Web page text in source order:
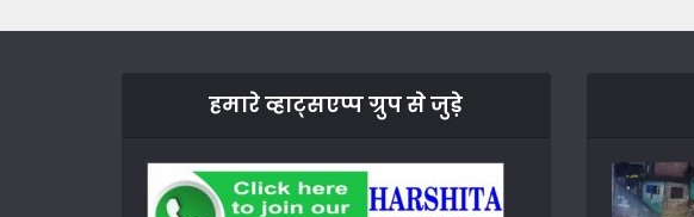
हमारे व्हाट्सएप्प ग्रुप से जुड़े